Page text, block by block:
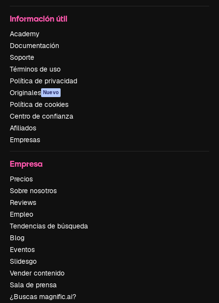
Información útil
Academy
Documentación
Soporte
Términos de uso
Política de privacidad
Originales Nuevo
Política de cookies
Centro de confianza
Afiliados
Empresas
Empresa
Precios
Sobre nosotros
Reviews
Empleo
Tendencias de búsqueda
Blog
Eventos
Slidesgo
Vender contenido
Sala de prensa
¿Buscas magnific.ai?